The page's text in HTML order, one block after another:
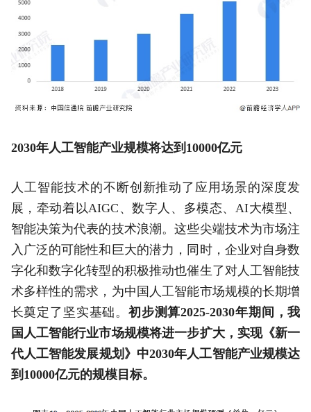
2030年人工智能产业规模将达到10000亿元
人工智能技术的不断创新推动了应用场景的深度发
展，牵动着以AIGC、数字人、多模态、AI大模型、
智能决策为代表的技术浪潮。这些尖端技术为市场注
入广泛的可能性和巨大的潜力，同时，企业对自身数
字化和数字化转型的积极推动也催生了对人工智能技
术多样性的需求，为中国人工智能市场规模的长期增
长奠定了坚实基础。 初步测算2025-2030年期间，我
国人工智能行业市场规模将进一步扩大，实现《新一
代人工智能发展规划》中2030年人工智能产业规模达
到10000亿元的规模目标。